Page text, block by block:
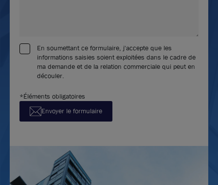
En soumettant ce formulaire, j'accepte que les
informations saisies soient exploitées dans le cadre de
ma demande et de la relation commerciale qui peut en
découler.
*Éléments obligatoires
Envoyer le formulaire